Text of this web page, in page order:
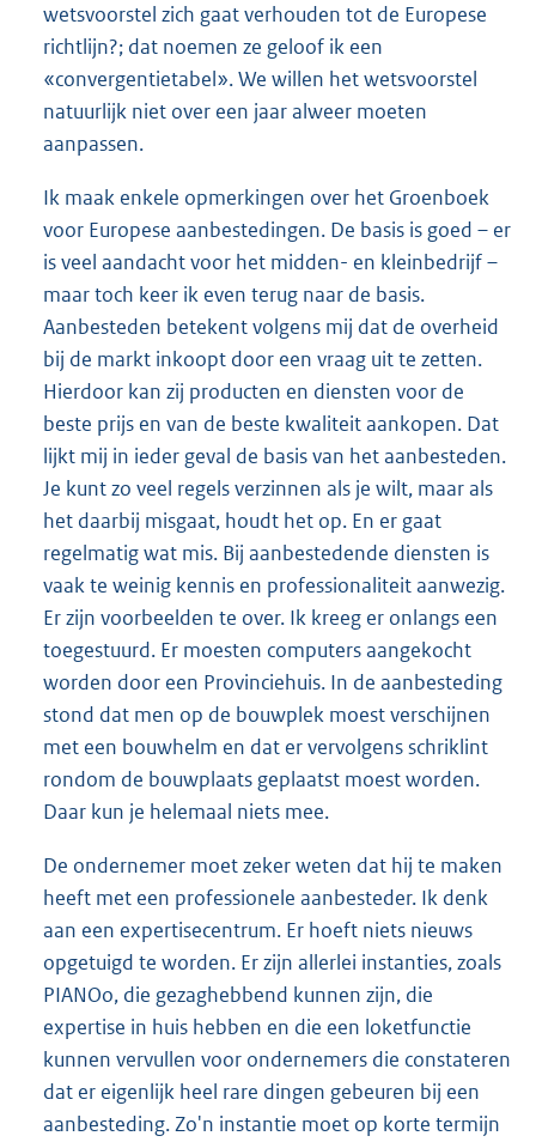
wetsvoorstel zich gaat verhouden tot de Europese
richtlijn?; dat noemen ze geloof ik een
«convergentietabel». We willen het wetsvoorstel
natuurlijk niet over een jaar alweer moeten
aanpassen.
Ik maak enkele opmerkingen over het Groenboek
voor Europese aanbestedingen. De basis is goed – er
is veel aandacht voor het midden- en kleinbedrijf –
maar toch keer ik even terug naar de basis.
Aanbesteden betekent volgens mij dat de overheid
bij de markt inkoopt door een vraag uit te zetten.
Hierdoor kan zij producten en diensten voor de
beste prijs en van de beste kwaliteit aankopen. Dat
lijkt mij in ieder geval de basis van het aanbesteden.
Je kunt zo veel regels verzinnen als je wilt, maar als
het daarbij misgaat, houdt het op. En er gaat
regelmatig wat mis. Bij aanbestedende diensten is
vaak te weinig kennis en professionaliteit aanwezig.
Er zijn voorbeelden te over. Ik kreeg er onlangs een
toegestuurd. Er moesten computers aangekocht
worden door een Provinciehuis. In de aanbesteding
stond dat men op de bouwplek moest verschijnen
met een bouwhelm en dat er vervolgens schriklint
rondom de bouwplaats geplaatst moest worden.
Daar kun je helemaal niets mee.
De ondernemer moet zeker weten dat hij te maken
heeft met een professionele aanbesteder. Ik denk
aan een expertisecentrum. Er hoeft niets nieuws
opgetuigd te worden. Er zijn allerlei instanties, zoals
PIANOo, die gezaghebbend kunnen zijn, die
expertise in huis hebben en die een loketfunctie
kunnen vervullen voor ondernemers die constateren
dat er eigenlijk heel rare dingen gebeuren bij een
aanbesteding. Zo'n instantie moet op korte termijn